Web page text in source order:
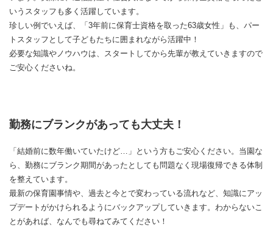
いうスタッフも多く活躍しています。
珍しい例でいえば、「3年前に保育士資格を取った63歳女性」も、パー
トスタッフとして子どもたちに囲まれながら活躍中！
必要な知識やノウハウは、スタートしてから先輩が教えていきますので
ご安心くださいね。
勤務にブランクがあっても大丈夫！
「結婚前に数年働いていたけど…」という方もご安心ください。当園な
ら、勤務にブランク期間があったとしても問題なく現場復帰できる体制
を整えています。
最新の保育園事情や、過去と今とで変わっている流れなど、知識にアッ
プデートがかけられるようにバックアップしていきます。わからないこ
とがあれば、なんでも尋ねてみてください！